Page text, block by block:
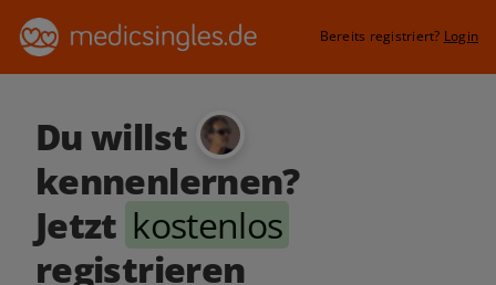
Bereits registriert? Login
Du willst
kennenlernen?
Jetzt kostenlos
registrieren